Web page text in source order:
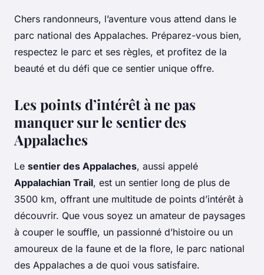
Chers randonneurs, l’aventure vous attend dans le
parc national des Appalaches. Préparez-vous bien,
respectez le parc et ses règles, et profitez de la
beauté et du défi que ce sentier unique offre.
Les points d’intérêt à ne pas
manquer sur le sentier des
Appalaches
Le sentier des Appalaches, aussi appelé
Appalachian Trail, est un sentier long de plus de
3500 km, offrant une multitude de points d’intérêt à
découvrir. Que vous soyez un amateur de paysages
à couper le souffle, un passionné d’histoire ou un
amoureux de la faune et de la flore, le parc national
des Appalaches a de quoi vous satisfaire.